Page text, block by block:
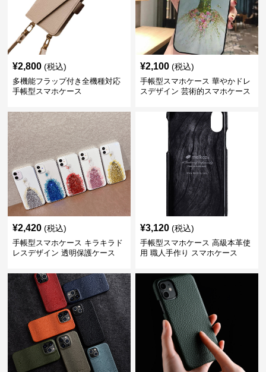
¥2,800 (税込)
多機能フラップ付き全機種対応
手帳型スマホケース
¥2,100 (税込)
手帳型スマホケース 華やかドレ
スデザイン 芸術的スマホケース
¥2,420 (税込)
手帳型スマホケース キラキラド
レスデザイン 透明保護ケース
¥3,120 (税込)
手帳型スマホケース 高級本革使
用 職人手作り スマホケース